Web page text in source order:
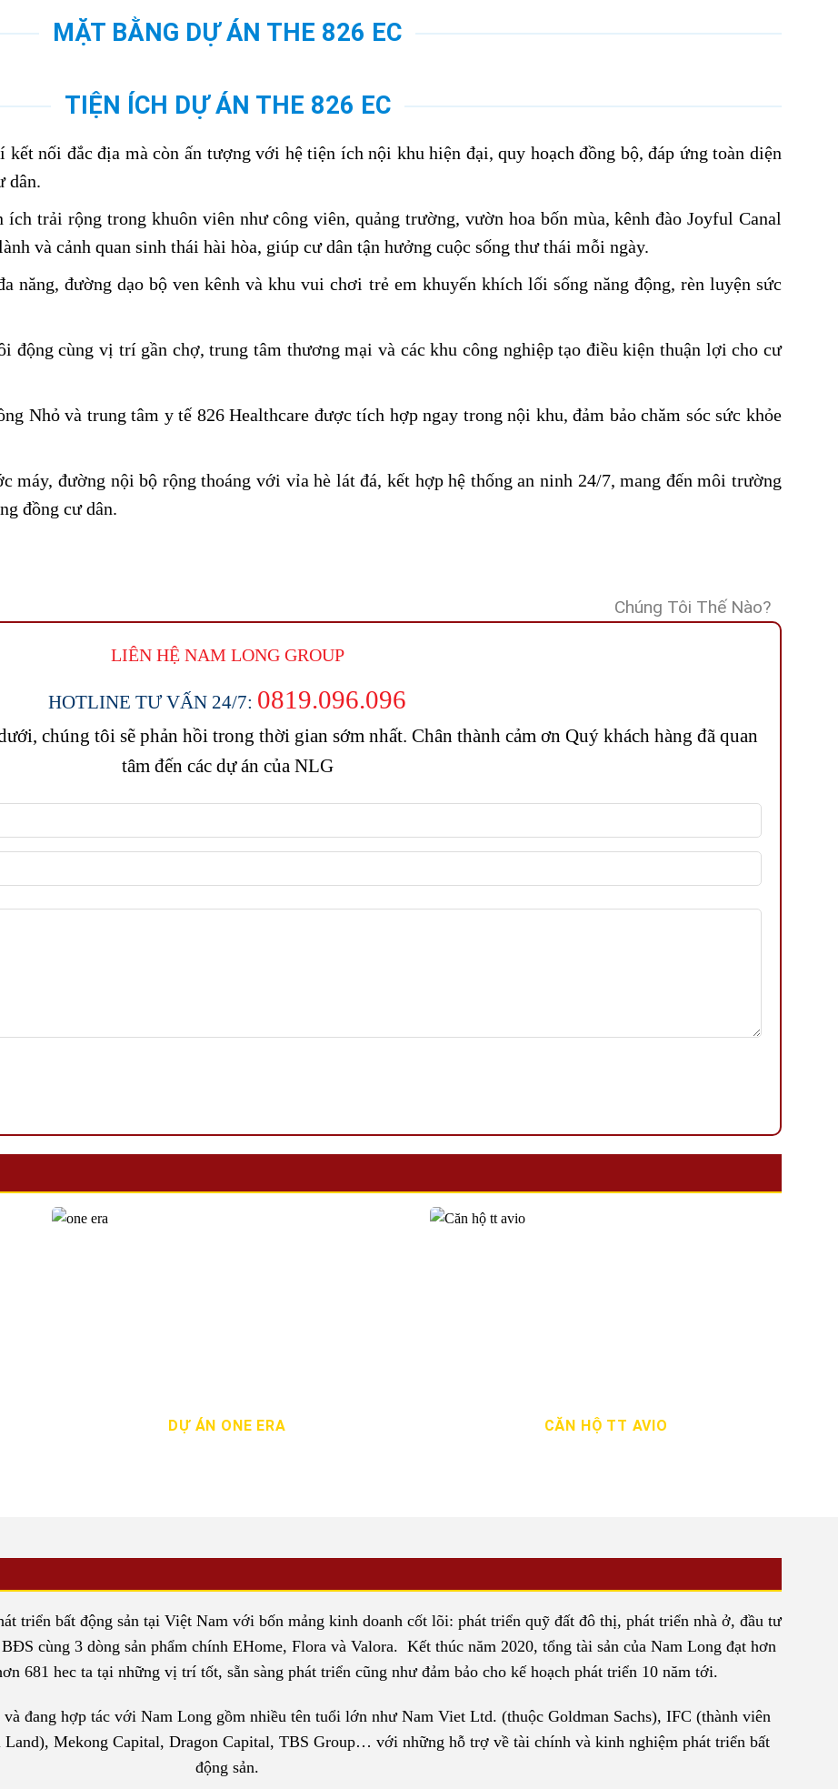
MẶT BẰNG DỰ ÁN THE 826 EC
TIỆN ÍCH DỰ ÁN THE 826 EC
nối đắc địa mà còn ấn tượng với hệ tiện ích nội khu hiện đại, quy hoạch đồng bộ, đáp ứng toàn diện
dân.
trải rộng trong khuôn viên như công viên, quảng trường, vườn hoa bốn mùa, kênh đào Joyful Canal
và cảnh quan sinh thái hài hòa, giúp cư dân tận hưởng cuộc sống thư thái mỗi ngày.
năng, đường dạo bộ ven kênh và khu vui chơi trẻ em khuyến khích lối sống năng động, rèn luyện sức
động cùng vị trí gần chợ, trung tâm thương mại và các khu công nghiệp tạo điều kiện thuận lợi cho cư
Nhỏ và trung tâm y tế 826 Healthcare được tích hợp ngay trong nội khu, đảm bảo chăm sóc sức khỏe
máy, đường nội bộ rộng thoáng với vỉa hè lát đá, kết hợp hệ thống an ninh 24/7, mang đến môi trường
đồng cư dân.
Chúng Tôi Thế Nào?
LIÊN HỆ NAM LONGGROUP
HOTLINE TƯ VẤN 24/7: 0819.096.096
chúng tôi sẽ phản hồi trong thời gian sớm nhất. Chân thành cảm ơn Quý khách hàng đã quan
tâm đến các dự án của NLG
DỰ ÁN ONE ERA CĂN HỘ TT AVIO
triển bất động sản tại Việt Nam với bốn mảng kinh doanh cốt lõi: phát triển quỹ đất đô thị, phát triển nhà ở, đầu tư
cùng 3 dòng sản phẩm chính EHome, Flora và Valora. Kết thúc năm 2020, tổng tài sản của Nam Long đạt hơn
681 hec ta tại những vị trí tốt, sẵn sàng phát triển cũng như đảm bảo cho kế hoạch phát triển 10 năm tới.
đang hợp tác với Nam Long gồm nhiều tên tuổi lớn như Nam Viet Ltd. (thuộc Goldman Sachs), IFC (thành viên
Mekong Capital, Dragon Capital, TBS Group… với những hỗ trợ về tài chính và kinh nghiệm phát triển bất
động sản.